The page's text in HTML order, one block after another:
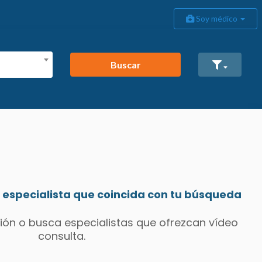
Soy médico
Buscar
que coincida con tu búsqueda
o busca especialistas que ofrezcan vídeo
consulta.